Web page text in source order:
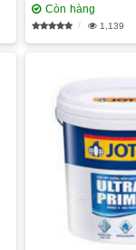
Còn hàng
1,139